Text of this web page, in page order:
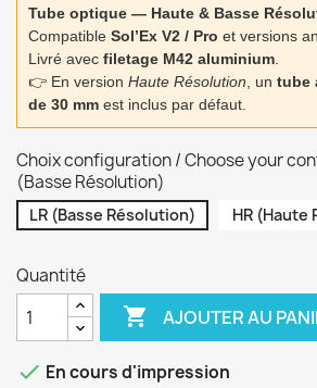
Tube optique — Haute & Basse
Compatible Sol’Ex V2 / Pro et versions
Livré avec filetage M42 aluminium
👉 En version Haute Résolution , un tube
de 30 mm est inclus par défaut.
Choix configuration / Choose your
(Basse Résolution)
LR (Basse Résolution) HR (Haute
Quantité
 AJOUTER AU
 En cours d'impression